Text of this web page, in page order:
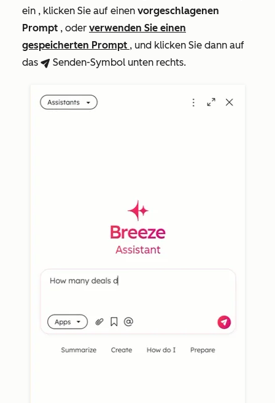
ein , klicken Sie auf einen vorgeschlagenen
Prompt , oder verwenden Sie einen
gespeicherten Prompt , und klicken Sie dann auf
das breezeSendIcon Senden-Symbol unten rechts.